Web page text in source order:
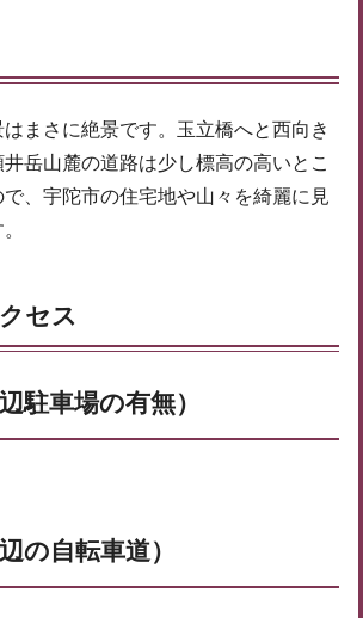
まさに絶景です。玉立橋へと西向き
岳山麓の道路は少し標高の高いとこ
、宇陀市の住宅地や山々を綺麗に見
セス
駐車場の有無）
の自転車道）